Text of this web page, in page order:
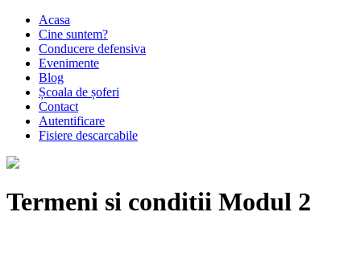
Acasa
Cine suntem?
Conducere defensiva
Evenimente
Blog
Școala de șoferi
Contact
Autentificare
Fisiere descarcabile
Termeni si conditii Modul 2